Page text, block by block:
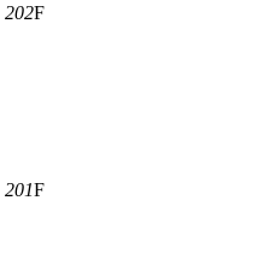
202F
201F